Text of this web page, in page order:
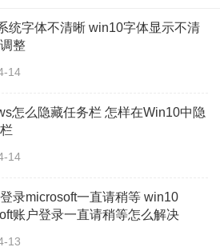
统字体不清晰 win10字体显示不清
整
14
怎么隐藏任务栏 怎样在Win10中隐
14
录microsoft一直请稍等 win10
账户登录一直请稍等怎么解决
13